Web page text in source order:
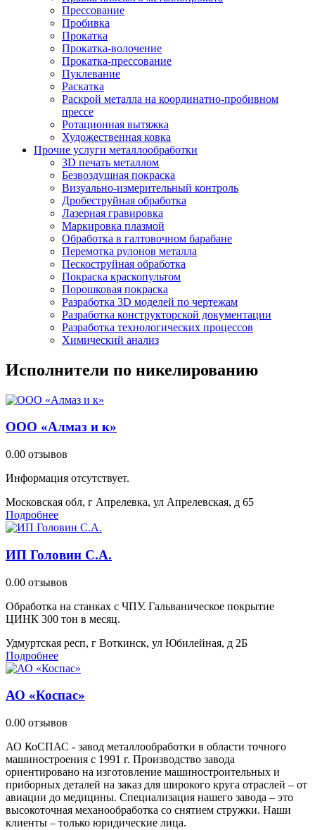
Прессование
Пробивка
Прокатка
Прокатка-волочение
Прокатка-прессование
Пуклевание
Раскатка
Раскрой металла на координатно-пробивном
прессе
Ротационная вытяжка
Художественная ковка
Прочие услуги металлообработки
3D печать металлом
Безвоздушная покраска
Визуально-измерительный контроль
Дробеструйная обработка
Лазерная гравировка
Маркировка плазмой
Обработка в галтовочном барабане
Перемотка рулонов металла
Пескоструйная обработка
Покраска краскопультом
Порошковая покраска
Разработка 3D моделей по чертежам
Разработка конструкторской документации
Разработка технологических процессов
Химический анализ
Исполнители по никелированию
ООО «Алмаз и к»
0.00 отзывов
Информация отсутствует.
Московская обл, г Апрелевка, ул Апрелевская, д 65
Подробнее
ИП Головин С.А.
0.00 отзывов
Обработка на станках с ЧПУ. Гальваническое покрытие
ЦИНК 300 тон в месяц.
Удмуртская респ, г Воткинск, ул Юбилейная, д 2Б
Подробнее
АО «Коспас»
0.00 отзывов
АО КоСПАС - завод металлообработки в области точного
машиностроения с 1991 г. Производство завода
ориентировано на изготовление машиностроительных и
приборных деталей на заказ для широкого круга отраслей – от
авиации до медицины. Специализация нашего завода – это
высокоточная механообработка со снятием стружки. Наши
клиенты – только юридические лица.